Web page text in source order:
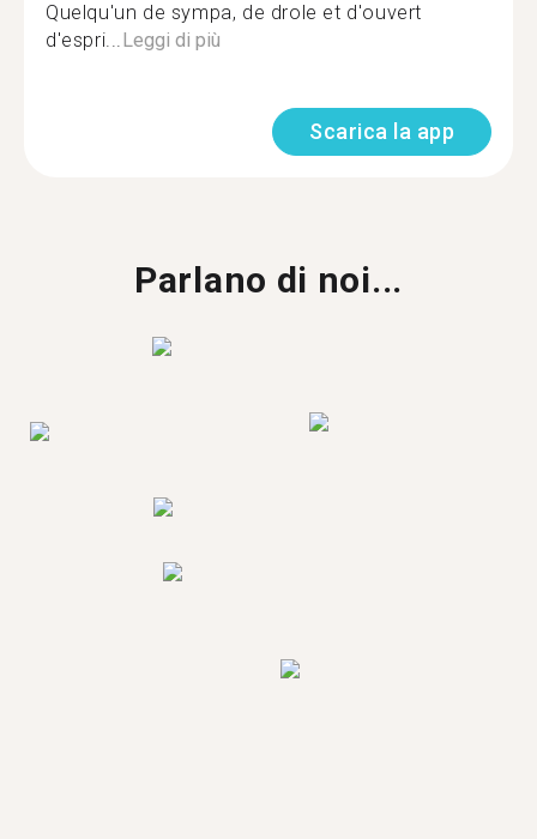
Quelqu'un de sympa, de drole et d'ouvert
d'espri...Leggi di più
Scarica la app
Parlano di noi...